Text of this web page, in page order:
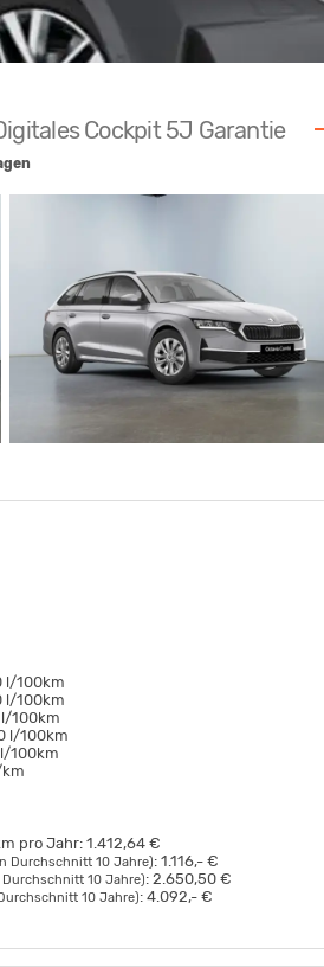
Cockpit 5J Garantie
l/100km
l/100km
100km
l/100km
100km
pro Jahr: 1.412,64 €
Durchschnitt 10 Jahre): 1.116,- €
Durchschnitt 10 Jahre): 2.650,50 €
10 Jahre): 4.092,- €